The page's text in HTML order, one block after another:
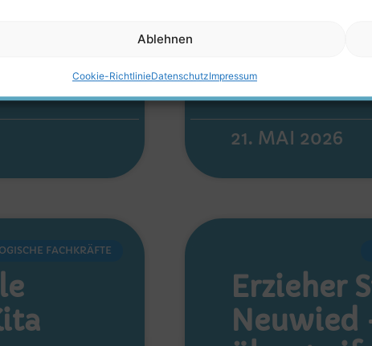
Ablehnen
Cookie-RichtlinieDatenschutzImpressum
in
MEHR ERFAHREN
21. MAI 2026
FACHKRÄFTE
Erzieher
Neuwied